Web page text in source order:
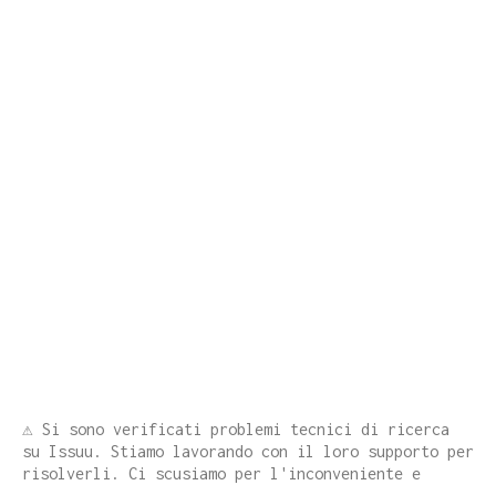
⚠️ Si sono verificati problemi tecnici di ricerca
su Issuu. Stiamo lavorando con il loro supporto per
risolverli. Ci scusiamo per l'inconveniente e